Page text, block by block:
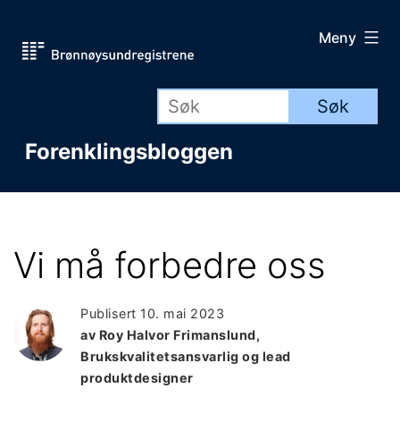
Forenklingsbloggen
Meny
Vi må forbedre oss
Publisert 10. mai 2023
av Roy Halvor Frimanslund,
Brukskvalitetsansvarlig og lead
produktdesigner